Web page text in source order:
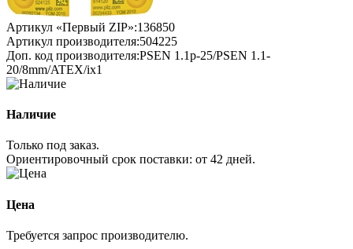
Артикул «Первый ZIP»:136850
Артикул производителя:504225
Доп. код производителя:PSEN 1.1p-25/PSEN 1.1-
20/8mm/ATEX/ix1
Наличие
Только под заказ.
Ориентировочный срок поставки: от 42 дней.
Цена
Требуется запрос производителю.